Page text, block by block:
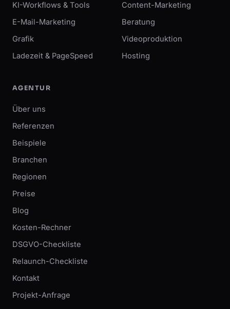
KI-Workflows & Tools
Content-Marketing
E-Mail-Marketing
Beratung
Grafik
Videoproduktion
Ladezeit & PageSpeed
Hosting
AGENTUR
Über uns
Referenzen
Beispiele
Branchen
Regionen
Preise
Blog
Kosten-Rechner
DSGVO-Checkliste
Relaunch-Checkliste
Kontakt
Projekt-Anfrage